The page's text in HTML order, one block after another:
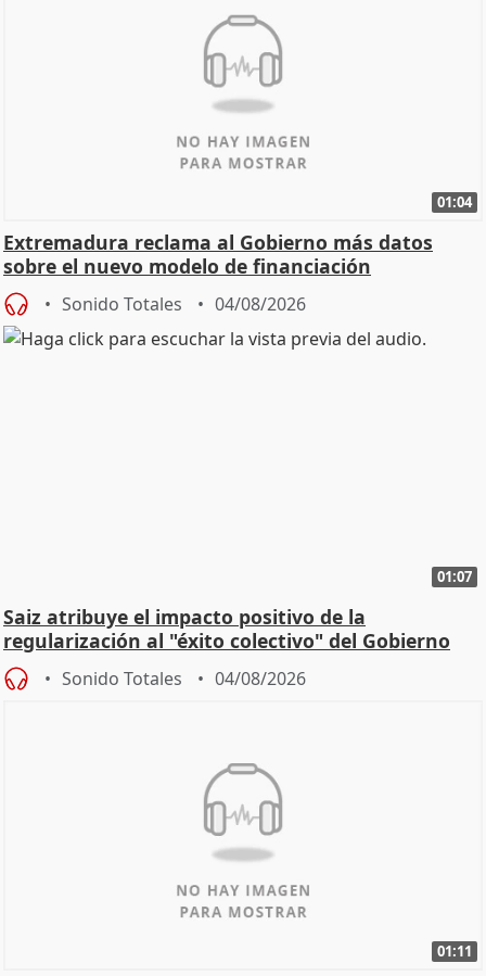
01:04
Extremadura reclama al Gobierno más datos
sobre el nuevo modelo de financiación
Sonido Totales 04/08/2026
01:07
Saiz atribuye el impacto positivo de la
regularización al "éxito colectivo" del Gobierno
Sonido Totales 04/08/2026
01:11